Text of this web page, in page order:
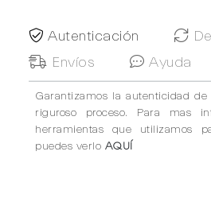
Autenticación
Envíos
Ayuda
Garantizamos la autenticidad
riguroso proceso. Para mas
herramientas que utilizamos
puedes verlo AQUÍ